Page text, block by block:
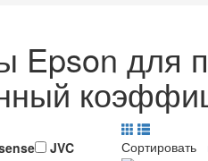
Epson для
JVC
Сортировать